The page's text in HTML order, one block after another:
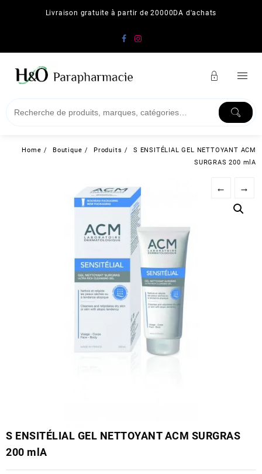
Livraison gratuite à partir de 20000DA d'achats
Home Boutique Produits
S ENSITÉLIAL GEL NETTOYANT ACM
SURGRAS 200 mlA
← →
S ENSITÉLIAL GEL NETTOYANT ACM SURGRAS
200 mlA